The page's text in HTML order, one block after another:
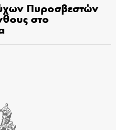
Πυροσβεστών
στο